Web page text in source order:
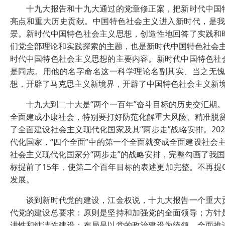
十九大报告和十九大通过的党章修正案，把新时代中国
亮点和重大历史贡献。中国特色社会主义进入新时代，是
景。新时代中国特色社会主义思想，创造性地回答了实践
们党全部理论和实践探索的主题，也是新时代中国特色社会
时代中国特色社会主义思想的主要内容。新时代中国特色
是同志。用他的名字命名这一科学理论名副其实、当之无
想，开辟了马克思主义新境界，开辟了中国特色社会主义
十九大到二十大是“两个一百年”奋斗目标的历史交汇期
全面建成小康社会，特别要打好防范化解重大风险、精准脱
了全面建设社会主义现代化国家及其“两步走”战略安排。
代化国家，“四个全面”中的第一个全面就变成全面建设社
社会主义现代化国家分“两步走”的战略安排，完整勾画了
标提前了15年，使第二个百年目标的表述更加完整。不再
发展。
谈到新时代党的建设，江金权说，十九大报告一个重大
代党的建设总要求：原则是坚持和加强党的全面领导；方